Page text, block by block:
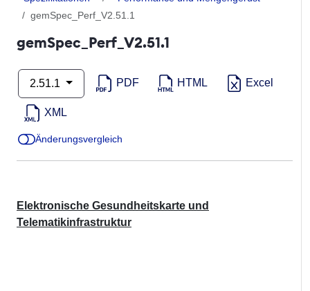
gemSpec_Perf_V2.51.1
gemSpec_Perf_V2.51.1
2.51.1 PDF HTML Excel
XML
Änderungsvergleich
Elektronische Gesundheitskarte und
Telematikinfrastruktur